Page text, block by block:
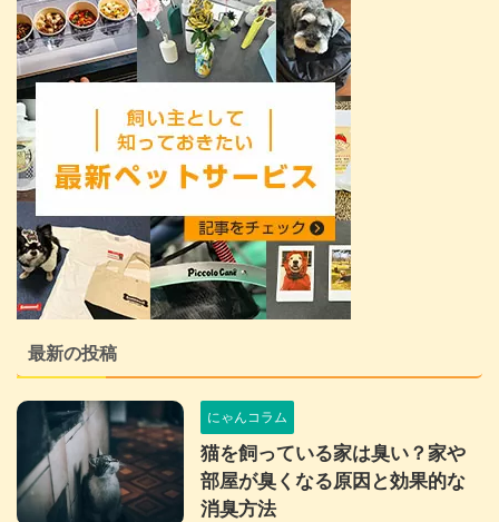
最新の投稿
にゃんコラム
猫を飼っている家は臭い？家や
部屋が臭くなる原因と効果的な
消臭方法